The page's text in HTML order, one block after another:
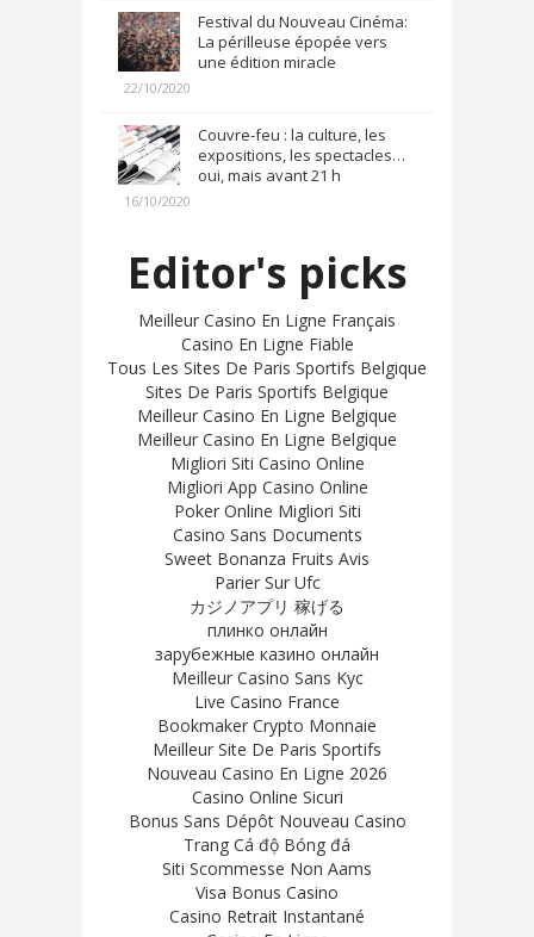
Festival du Nouveau Cinéma:
La périlleuse épopée vers
une édition miracle
22/10/2020
Couvre-feu : la culture, les
expositions, les spectacles…
oui, mais avant 21 h
16/10/2020
Editor's picks
Meilleur Casino En Ligne Français
Casino En Ligne Fiable
Tous Les Sites De Paris Sportifs Belgique
Sites De Paris Sportifs Belgique
Meilleur Casino En Ligne Belgique
Meilleur Casino En Ligne Belgique
Migliori Siti Casino Online
Migliori App Casino Online
Poker Online Migliori Siti
Casino Sans Documents
Sweet Bonanza Fruits Avis
Parier Sur Ufc
カジノアプリ 稼げる
плинко онлайн
зарубежные казино онлайн
Meilleur Casino Sans Kyc
Live Casino France
Bookmaker Crypto Monnaie
Meilleur Site De Paris Sportifs
Nouveau Casino En Ligne 2026
Casino Online Sicuri
Bonus Sans Dépôt Nouveau Casino
Trang Cá độ Bóng đá
Siti Scommesse Non Aams
Visa Bonus Casino
Casino Retrait Instantané